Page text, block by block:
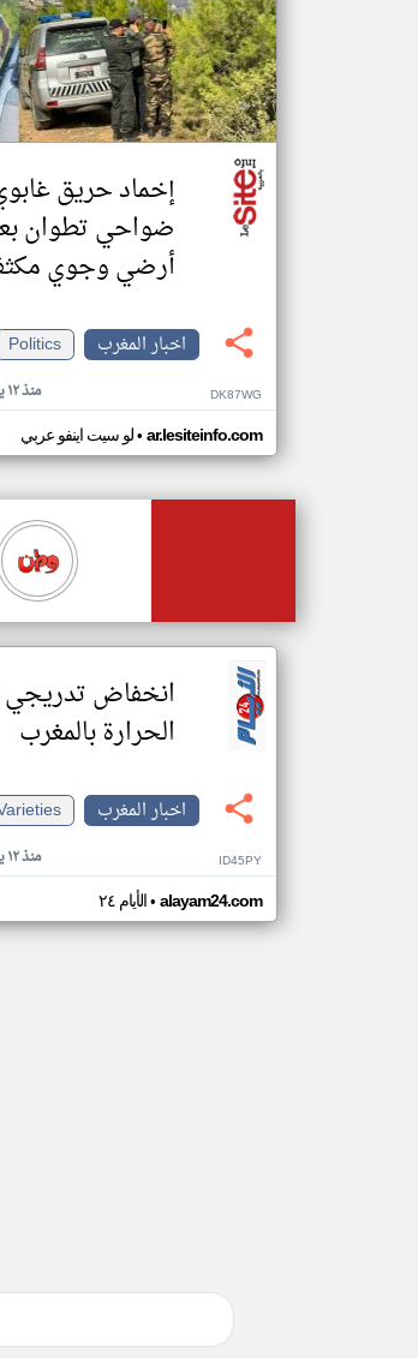
إخماد حريق
ضواحي تطوان
أرضي وجوي
اخبار المغرب
Politics
منذ ١٢ يوم DK87WG
لو سيت اينفو عربي• ar.lesiteinfo.com
انخفاض
الحرارة بالمغرب
اخبار المغرب
منذ ١٢ يوم ID45PY
الأيام ٢٤• alayam24.com